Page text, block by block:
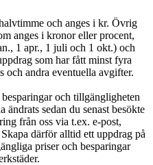
och anges i kr. Övrig
anges i kronor eller procent,
1 apr., 1 juli och 1 okt.) och
som har fått minst fyra
och andra eventuella avgifter.
och tillgängligheten
sedan du senast besökte
från oss via t.ex. e-post,
därför alltid ett uppdrag på
priser och besparingar